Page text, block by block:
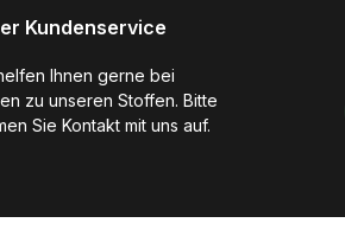
Kundenservice
Ihnen gerne bei
zu unseren Stoffen. Bitte
Sie Kontakt mit uns auf.